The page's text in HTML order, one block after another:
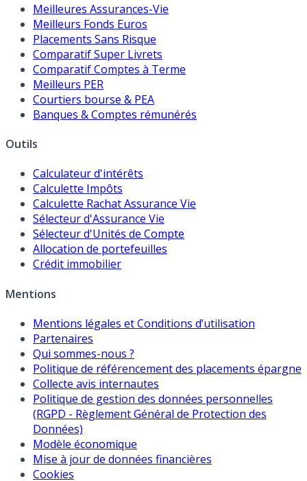
Meilleures Assurances-Vie
Meilleurs Fonds Euros
Placements Sans Risque
Comparatif Super Livrets
Comparatif Comptes à Terme
Meilleurs PER
Courtiers bourse & PEA
Banques & Comptes rémunérés
Outils
Calculateur d'intérêts
Calculette Impôts
Calculette Rachat Assurance Vie
Sélecteur d'Assurance Vie
Sélecteur d'Unités de Compte
Allocation de portefeuilles
Crédit immobilier
Mentions
Mentions légales et Conditions d’utilisation
Partenaires
Qui sommes-nous ?
Politique de référencement des placements épargne
Collecte avis internautes
Politique de gestion des données personnelles
(RGPD - Règlement Général de Protection des
Données)
Modèle économique
Mise à jour de données financières
Cookies